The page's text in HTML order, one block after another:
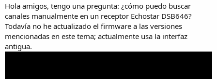
Hola amigos, tengo una pregunta: ¿cómo puedo buscar
canales manualmente en un receptor Echostar DSB646?
Todavía no he actualizado el firmware a las versiones
mencionadas en este tema; actualmente usa la interfaz
antigua.